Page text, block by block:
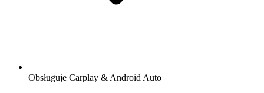
Obsługuje Carplay & Android Auto